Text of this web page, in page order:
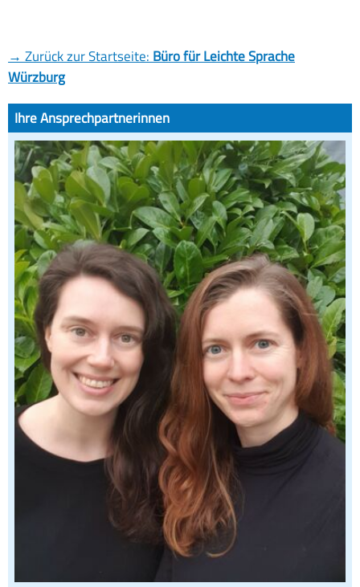
→Zurück zur Startseite:Büro für Leichte Sprache
Würzburg
Ihre Ansprechpartnerinnen